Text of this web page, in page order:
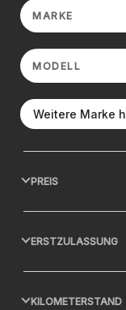
MARKE
MODELL
Weitere Marke
PREIS
ERSTZULASSUNG
KILOMETERSTAND